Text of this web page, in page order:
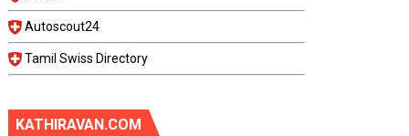
Autoscout24
Tamil Swiss Directory
KATHIRAVAN.COM